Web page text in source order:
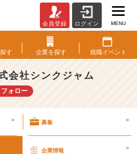
会員登録 ログイン MENU
探す 企業を探す 就職イベント
会社シンクジャム
フォロー
> 募集 >
企業情報 >